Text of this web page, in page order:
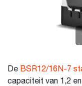
De BSR12/16N-7
capaciteit van 1,2